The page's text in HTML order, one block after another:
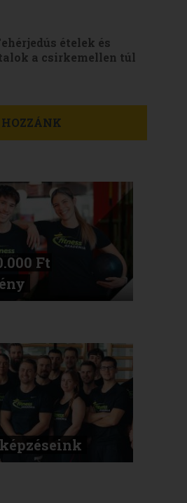
ételek és
a csirkemellen túl
Ft